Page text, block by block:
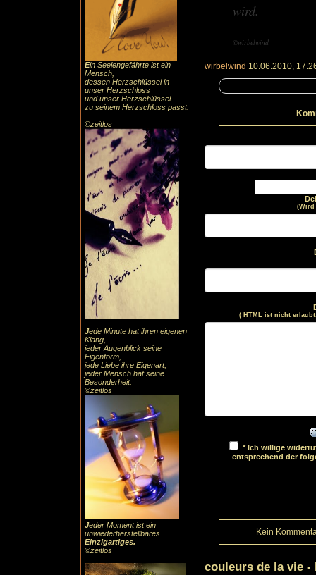
Ein Seelengefährte ist ein
Mensch,
dessen Herzschlüssel in
unser Herzschloss
und unser Herzschlüssel
zu seinem Herzschloss passt.
©zeitlos
Jede Minute hat ihren eigenen
Klang,
jeder Augenblick seine
Eigenform,
jede Liebe ihre Eigenart,
jeder Mensch hat seine
Besonderheit.
©zeitlos
Jeder Moment ist ein
unwiederherstellbares
Einzigartiges.
©zeitlos
wird.
©wirbelwind
wirbelwind 10.06.2010,
(Wird
( HTML ist nicht
* Ich willige
entsprechend der
Kein
couleurs de la vie